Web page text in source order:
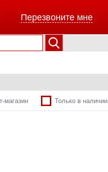
Перезвоните мне
магазин Только в наличии